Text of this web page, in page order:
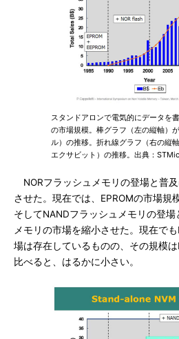
スタンドアロンで電気的にデータを
の市場規模。棒グラフ（左の縦軸）
ル）の推移。折れ線グラフ（右の縦
エクサビット）の推移。出典：
NORフラッシュメモリの登場と普
させた。現在では、EPROMの市場規
そしてNANDフラッシュメモリの登場
メモリの市場を縮小させた。現在で
場は存在しているものの、その規模
比べると、はるかに小さい。